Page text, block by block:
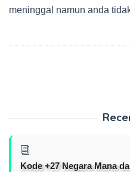
meninggal namun anda
Kode +27 Negara Mana